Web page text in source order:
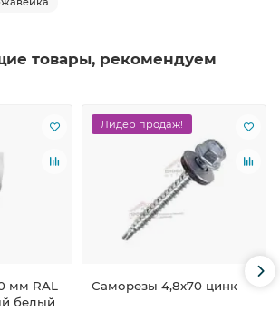
товары, рекомендуем
мм RAL
белый
Лидер продаж!
Саморезы 4,8х70 цинк